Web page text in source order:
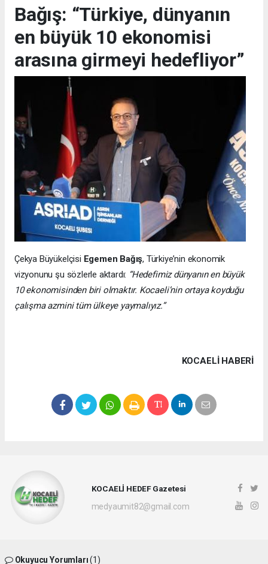
Bağış: “Türkiye, dünyanın
en büyük 10 ekonomisi
arasına girmeyi hedefliyor”
Çekya Büyükelçisi Egemen Bağış, Türkiye’nin ekonomik
vizyonunu şu sözlerle aktardı: “Hedefimiz dünyanın en büyük
10 ekonomisinden biri olmaktır. Kocaeli’nin ortaya koyduğu
çalışma azmini tüm ülkeye yaymalıyız.”
KOCAELI HABERİ
KOCAELİ HEDEF Gazetesi
medyaumit82@gmail.com
Okuyucu Yorumları(1)